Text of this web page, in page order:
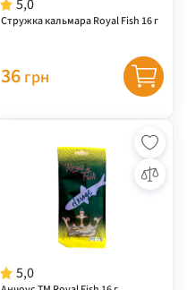
5,0
Стружка кальмара Royal Fish 16 г
36 грн
5,0